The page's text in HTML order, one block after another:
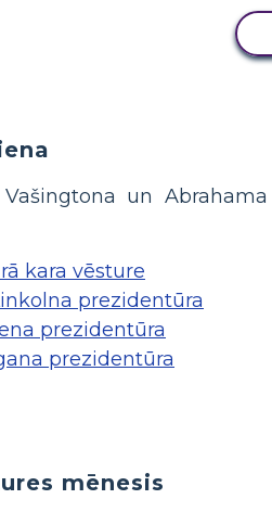
Vašingtona un
kara vēsture
prezidentūra
prezidentūra
prezidentūra
mēnesis